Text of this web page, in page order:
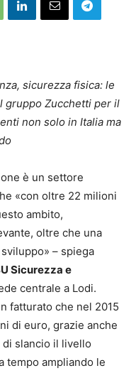
sicurezza fisica: le
gruppo Zucchetti per il
non solo in Italia ma
è un settore
«con oltre 22 milioni
ambito,
oltre che una
– spiega
Sicurezza e
centrale a Lodi.
fatturato che nel 2015
di euro, grazie anche
slancio il livello
tempo ampliando le